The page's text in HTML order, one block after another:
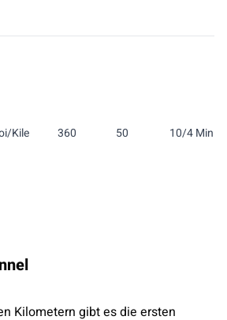
Kile 360 50 10/4 Min.
Kilometern gibt es die ersten